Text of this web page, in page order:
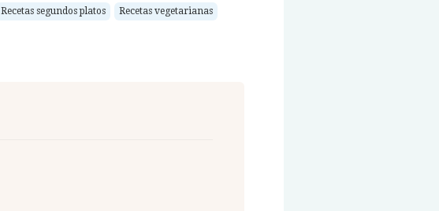
Recetas segundos platos Recetas vegetarianas